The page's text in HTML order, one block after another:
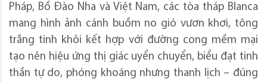
Pháp, Bồ Đào Nha và Việt Nam, các tòa tháp Blanca
mang hình ảnh cánh buồm no gió vươn khơi, tông
trắng tinh khôi kết hợp với đường cong mềm mại
tạo nên hiệu ứng thị giác uyển chuyển, biểu đạt tinh
thần tự do, phóng khoáng nhưng thanh lịch – đúng